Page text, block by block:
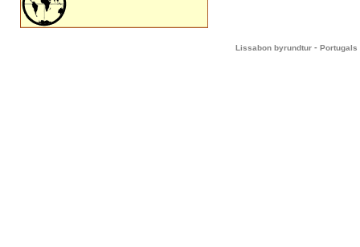
Lissabon byrundtur - Portugals